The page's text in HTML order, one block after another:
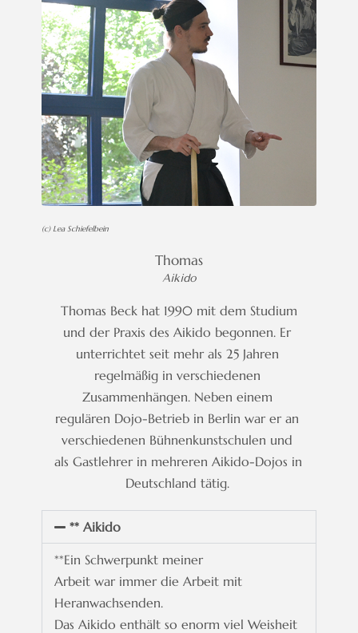
Kontakt
(c) Lea Schiefelbein
Thomas
Aikido
Thomas Beck hat 1990 mit dem Studium
und der Praxis des Aikido begonnen. Er
unterrichtet seit mehr als 25 Jahren
regelmäßig in verschiedenen
Zusammenhängen. Neben einem
regulären Dojo-Betrieb in Berlin war er an
verschiedenen Bühnenkunstschulen und
als Gastlehrer in mehreren Aikido-Dojos in
Deutschland tätig.
** Aikido
**Ein Schwerpunkt meiner
Arbeit war immer die Arbeit mit
Heranwachsenden.
Das Aikido enthält so enormviel Weisheit